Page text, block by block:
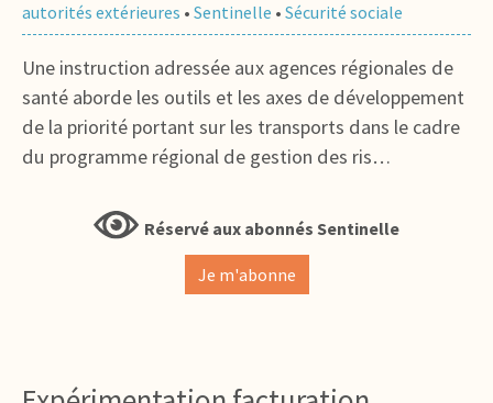
autorités extérieures • Sentinelle • Sécurité sociale
Une instruction adressée aux agences régionales de
santé aborde les outils et les axes de développement
de la priorité portant sur les transports dans le cadre
du programme régional de gestion des ris…
Réservé aux abonnés Sentinelle
Je m'abonne